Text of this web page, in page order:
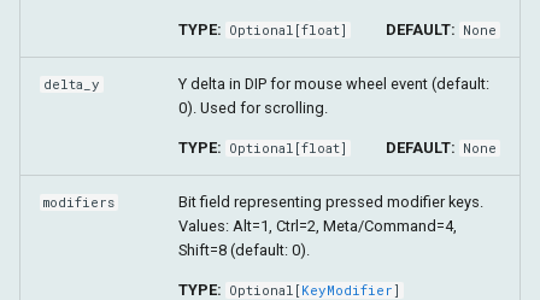
TYPE: Optional [float] DEFAULT: None
delta_y
Y delta in DIP for mouse wheel event (default:
0). Used for scrolling.
TYPE: Optional [float] DEFAULT: None
modifiers
Bit field representing pressed modifier keys.
Values: Alt=1, Ctrl=2, Meta/Command=4,
Shift=8 (default: 0).
TYPE: Optional [KeyModifier]